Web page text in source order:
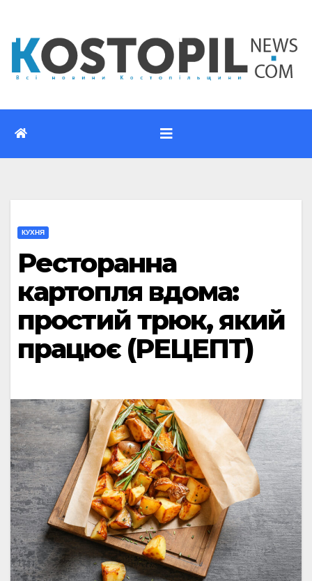
вмісту
КУХНЯ
Ресторанна
картопля вдома:
простий трюк, який
працює (РЕЦЕПТ)